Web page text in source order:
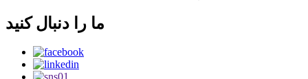
ما را دنبال کنید